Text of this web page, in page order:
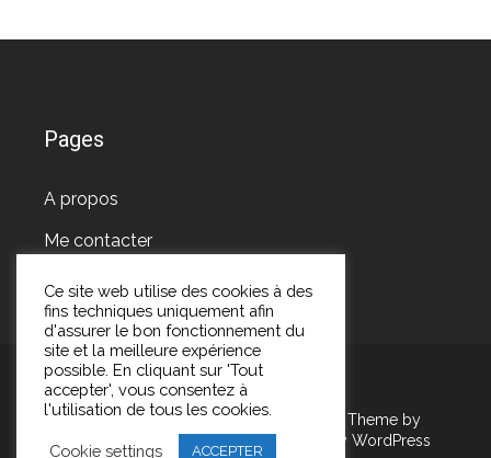
Pages
A propos
Me contacter
Copyright Les pépites de Marie 2026
| Theme by
ThemeinProgress
| Proudly powered by WordPress
Ce site web utilise des cookies à des
fins techniques uniquement afin
d'assurer le bon fonctionnement du
site et la meilleure expérience
possible. En cliquant sur 'Tout
accepter', vous consentez à
l'utilisation de tous les cookies.
Cookie settings ACCEPTER